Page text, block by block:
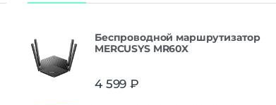
Беспроводной маршрутизатор
MERCUSYS MR60X
4 599 ₽